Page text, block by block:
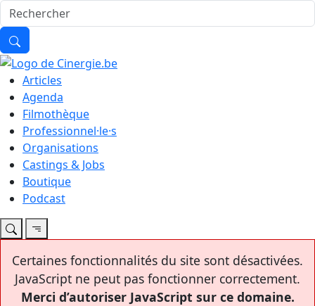
Articles
Agenda
Filmothèque
Professionnel·le·s
Organisations
Castings & Jobs
Boutique
Podcast
Certaines fonctionnalités du site sont désactivées.
JavaScript ne peut pas fonctionner correctement.
Merci d’autoriser JavaScript sur ce domaine.